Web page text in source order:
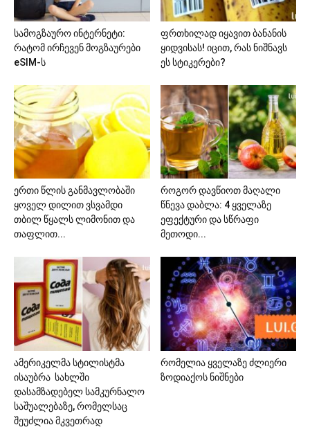
სამოგზაურო ინტერნეტი:
რატომ ირჩევენ მოგზაურები
eSIM-ს
ფრთხილად იყავით ბანანის
ყიდვისას! იცით, რას ნიშნავს
ეს სტიკერები?
ერთი წლის განმავლობაში
ყოველ დილით ვსვამდი
თბილ წყალს ლიმონით და
თაფლით...
როგორ დავწიოთ მაღალი
წნევა დაბლა: 4 ყველაზე
ეფექტური და სწრაფი
მეთოდი...
ამერიკელმა სტილისტმა
ისაუბრა სახლში
დასამზადებელ სამკურნალო
საშუალებაზე, რომელსაც
შეუძლია მკვეთრად
რომელია ყველაზე ძლიერი
ზოდიაქოს ნიშნები